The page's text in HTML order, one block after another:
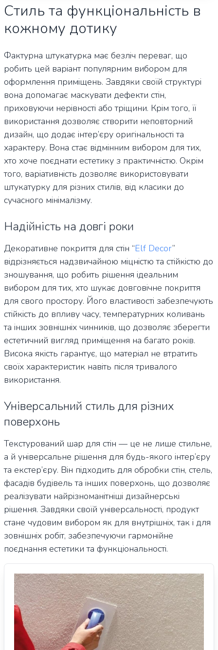
Стиль та функціональність в
кожному дотику
Фактурна штукатурка має безліч переваг, що
робить цей варіант популярним вибором для
оформлення приміщень. Завдяки своїй структурі
вона допомагає маскувати дефекти стін,
приховуючи нерівності або тріщини. Крім того, її
використання дозволяє створити неповторний
дизайн, що додає інтер’єру оригінальності та
характеру. Вона стає відмінним вибором для тих,
хто хоче поєднати естетику з практичністю. Окрім
того, варіативність дозволяє використовувати
штукатурку для різних стилів, від класики до
сучасного мінімалізму.
Надійність на довгі роки
Декоративне покриття для стін “Elf Decor”
відрізняється надзвичайною міцністю та стійкістю до
зношування, що робить рішення ідеальним
вибором для тих, хто шукає довговічне покриття
для свого простору. Його властивості забезпечують
стійкість до впливу часу, температурних коливань
та інших зовнішніх чинників, що дозволяє зберегти
естетичний вигляд приміщення на багато років.
Висока якість гарантує, що матеріал не втратить
своїх характеристик навіть після тривалого
використання.
Універсальний стиль для різних
поверхонь
Текстурований шар для стін — це не лише стильне,
а й універсальне рішення для будь-якого інтер’єру
та екстер’єру. Він підходить для обробки стін, стель,
фасадів будівель та інших поверхонь, що дозволяє
реалізувати найрізноманітніші дизайнерські
рішення. Завдяки своїй універсальності, продукт
стане чудовим вибором як для внутрішніх, так і для
зовнішніх робіт, забезпечуючи гармонійне
поєднання естетики та функціональності.